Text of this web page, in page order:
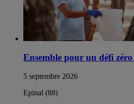
Ensemble pour un défi zéro
5 septembre 2026
Epinal (88)